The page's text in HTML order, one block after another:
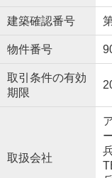
建築確認番号
物件番号
取引条件の有効
期限
取扱会社